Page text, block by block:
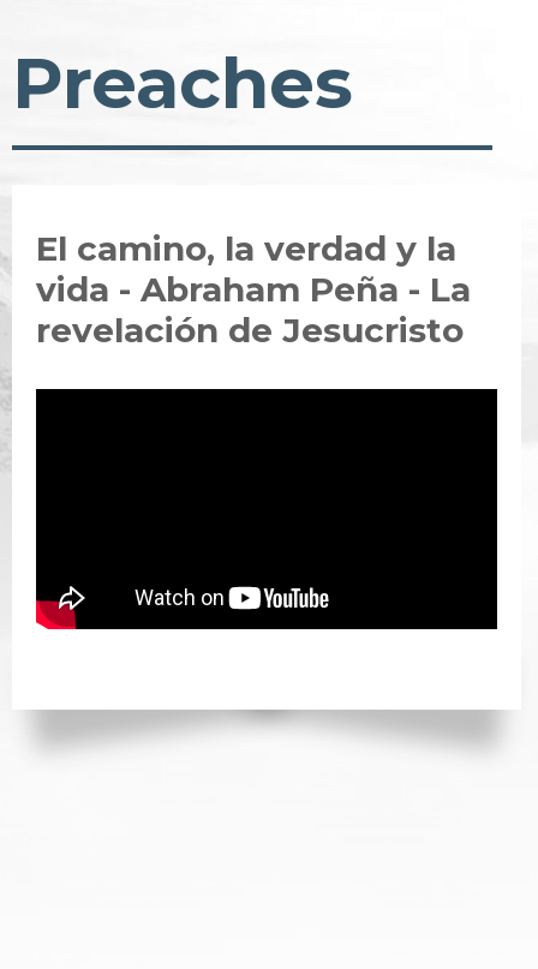
Preaches
El camino, la verdad y la
vida - Abraham Peña - La
revelación de Jesucristo